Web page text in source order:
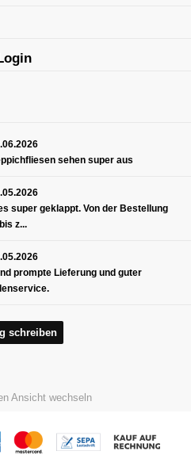
sehen super aus
super geklappt. Von der Bestellung
bis z...
prompte Lieferung und guter
schreiben
Ansicht wechseln